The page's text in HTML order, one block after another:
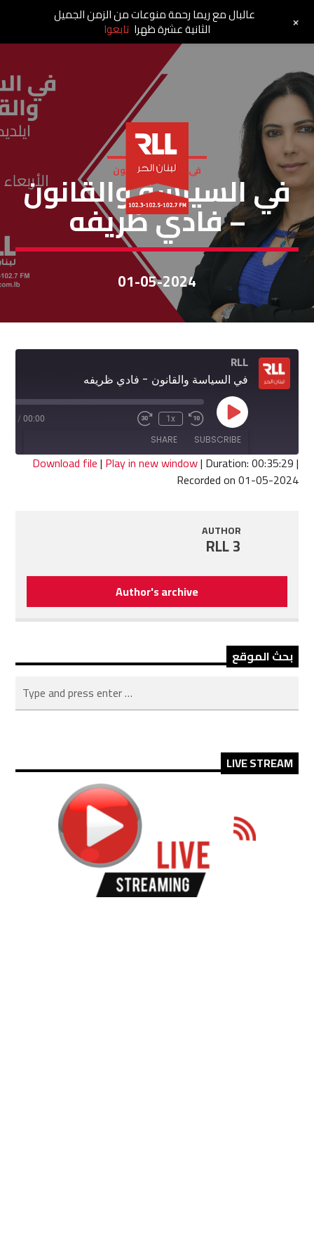
في السياسة والقانون
في السياسة والقانون
– فادي ظريفه
01-05-2024
RLL
في السياسة والقانون - فادي ظريفه
Play
Episode
Rewind
10
Seconds
1x
Fast
seconds
00:00
/
SUBSCRIBE
SHARE
SHARE
Download file| Play in new window| Duration: 00:35:29|
Recorded on 01-05-2024
AUTHOR
RLL 3
Author's archive
بحث الموقع
LIVE STREAM
عالبال مع ريما رحمة منوعات من الزمن الجميل
الثانية عشرة ظهرا تابعوا +